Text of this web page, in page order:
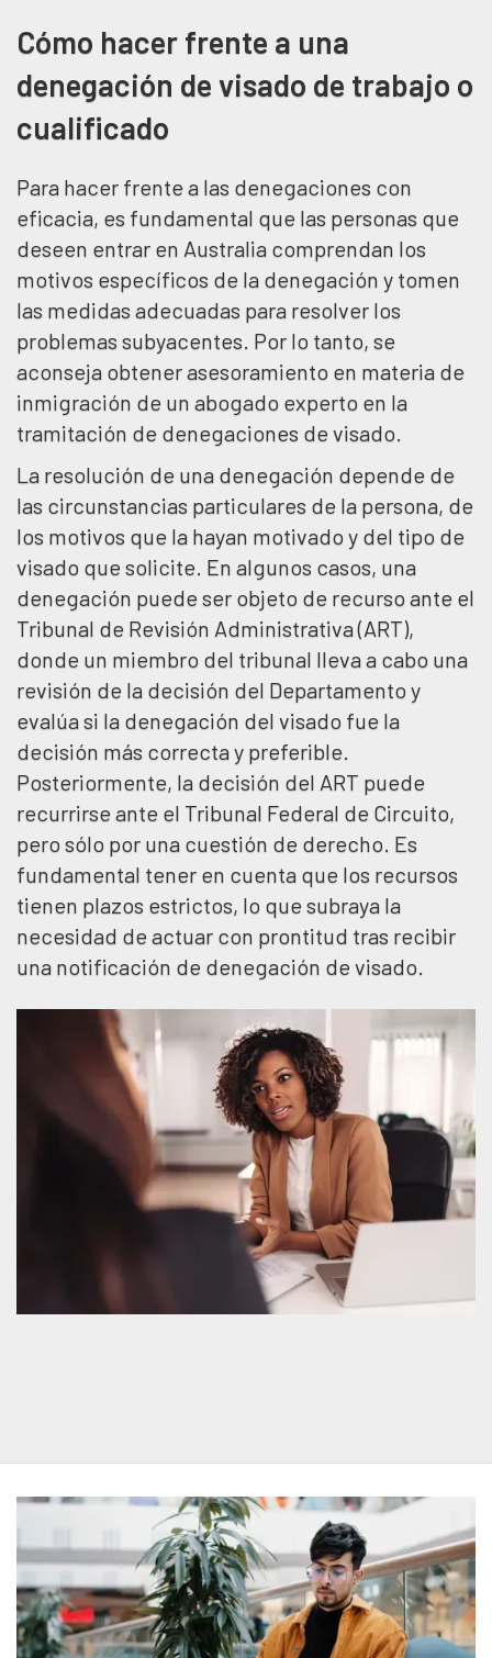
Cómo hacer frente a una
denegación de visado de trabajo o
cualificado
Para hacer frente a las denegaciones con
eficacia, es fundamental que las personas que
deseen entrar en Australia comprendan los
motivos específicos de la denegación y tomen
las medidas adecuadas para resolver los
problemas subyacentes. Por lo tanto, se
aconseja obtener asesoramiento en materia de
inmigración de un abogado experto en la
tramitación de denegaciones de visado.
La resolución de una denegación depende de
las circunstancias particulares de la persona, de
los motivos que la hayan motivado y del tipo de
visado que solicite. En algunos casos, una
denegación puede ser objeto de recurso ante el
Tribunal de Revisión Administrativa (ART),
donde un miembro del tribunal lleva a cabo una
revisión de la decisión del Departamento y
evalúa si la denegación del visado fue la
decisión más correcta y preferible.
Posteriormente, la decisión del ART puede
recurrirse ante el Tribunal Federal de Circuito,
pero sólo por una cuestión de derecho. Es
fundamental tener en cuenta que los recursos
tienen plazos estrictos, lo que subraya la
necesidad de actuar con prontitud tras recibir
una notificación de denegación de visado.